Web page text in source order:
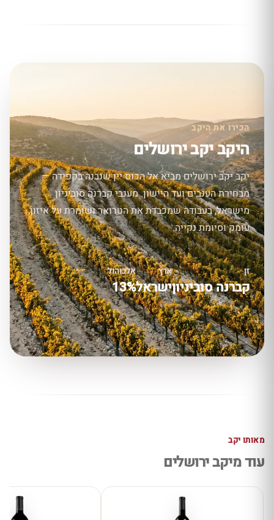
הכירו את היקב
היקב יקב ירושלים
יקב יקב ירושלים מביא אל הכוס יין שנבנה בקפידה —
מבחירת הענבים ועד היישון. מענבי קברנה סוביניון
מישראל, בעבודה שמכבדת את הטרואר ושומרת על איזון,
עומק וסיומת נקייה.
זן
קברנה סוביניון
ארץ
ישראל
אלכוהול
13%
מאותו יקב
עוד מיקב ירושלים